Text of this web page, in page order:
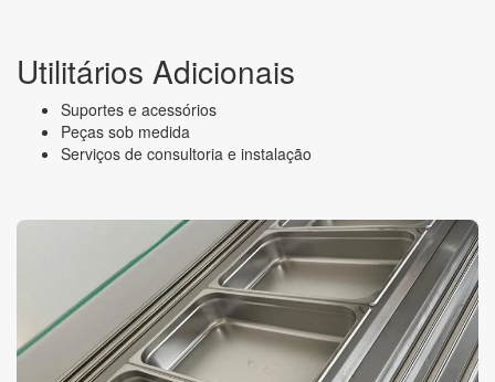
Utilitários Adicionais
Suportes e acessórios
Peças sob medida
Serviços de consultoria e instalação